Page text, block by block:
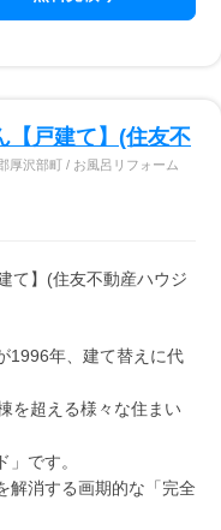
【戸建て】(住友不
厚沢部町 / お風呂リフォーム
1996年、建て替えに代
を超える様々な住まい
」です。
解消する画期的な「完全